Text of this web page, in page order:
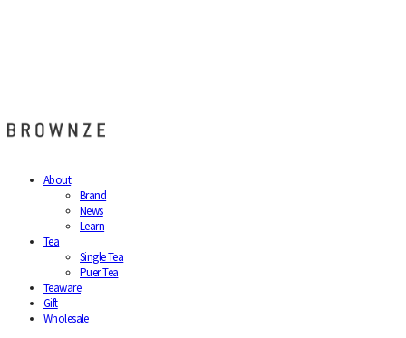
About
Brand
News
Learn
Tea
Single Tea
Puer Tea
Teaware
Gift
Wholesale